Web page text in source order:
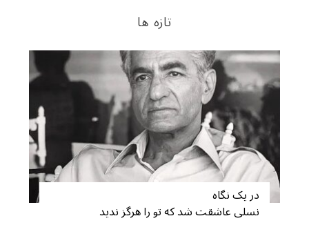
تازه ها
در یک نگاه
نسلی عاشقت شد که تو را هرگز ندید